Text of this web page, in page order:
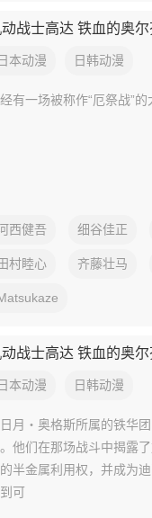
战士高达 铁血的奥
日本动漫 日韩动漫
经有一场被称作“厄
西健吾 细谷佳正
村睦心 齐藤壮马
战士高达 铁血的奥
日本动漫 日韩动漫
月・奥格斯所属的铁华
他们在那场战斗中揭露
半金属利用权，并成为
可